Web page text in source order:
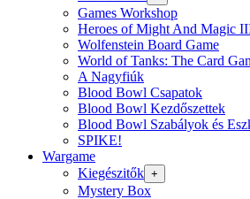
Games Workshop
Heroes of Might And Magic
Wolfenstein Board Game
World of Tanks: The Card
A Nagyfiúk
Blood Bowl Csapatok
Blood Bowl Kezdőszettek
Blood Bowl Szabályok és
SPIKE!
Wargame
Kiegészitők +
Mystery Box